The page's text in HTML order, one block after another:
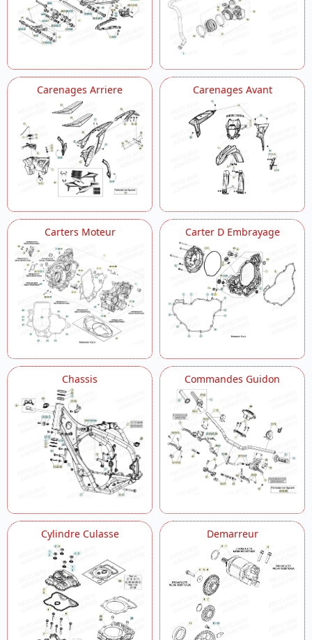
Carenages Arriere Carenages Avant
Carters Moteur Carter D Embrayage
Chassis Commandes Guidon
Cylindre Culasse Demarreur